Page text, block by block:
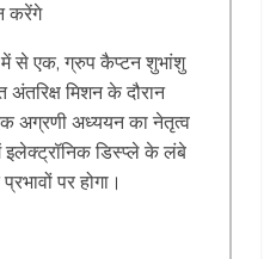
करेंगे
में से एक, ग्रुप कैप्टन शुभांशु
मिशन के दौरान
अग्रणी अध्ययन का नेतृत्व
इलेक्ट्रॉनिक डिस्प्ले के लंबे
पर होगा।